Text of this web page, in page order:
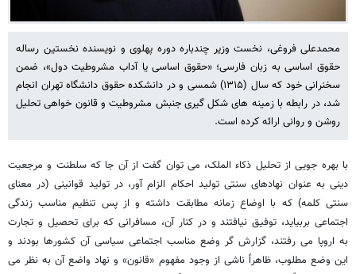
محمدعلی فروغی، نخست وزیر چندباره دوره پهلوی و نویسنده نخستین رساله
حقوق اساسی به زبان فارسی؛ «حقوق اساسی یا آداب مشروطیت دول»، ضمن
سخنرانی خود که سال (۱۳۱۵) شمسی و در دانشکده حقوق دانشگاه تهران انجام
شد، در رابطه با زمینه های شکل گیری جنبش مشروطیت و قانون خواهی تحلیل
روشن و روانی ارائه کرده است.
با بهره جویی از تحلیل ذکاء الملک، می توان گفت از آن جا که سلطنت و مرجعیت
دینی به عنوان نهادهای سنتی تولید احکام الزام آور، در تولید قوانینی (در معنای
سنتی کلمه) که با اوضاع زمانه مطابقت داشته و از پس تنظیم مناسب زندگی
اجتماعی بربیاید، توفیق نیافتند و در کنار آن، مسافرانی که برای تحصیل و تجارت
به اروپا می رفتند، گزارش گر وضع مناسب اجتماعی سیاسی آن کشورها بودند و
این وضع مطلوب، ظاهراً ناشی از وجود مفهوم «قانون» و نهاد واضع آن به نظر می